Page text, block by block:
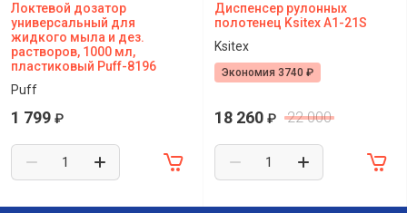
Локтевой дозатор
универсальный для
жидкого мыла и дез.
растворов, 1000 мл,
пластиковый Puff-8196
Puff
1 799 ₽
Диспенсер рулонных
полотенец Ksitex A1-21S
Ksitex
Экономия 3740 ₽
18 260 ₽ 22 000